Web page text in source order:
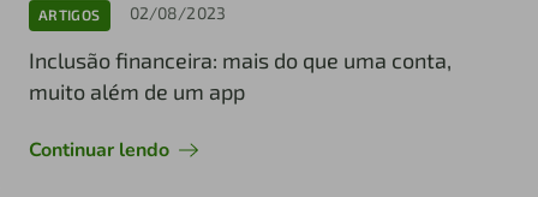
ARTIGOS 02/08/2023
Inclusão financeira: mais do que uma conta,
muito além de um app
Continuar lendo